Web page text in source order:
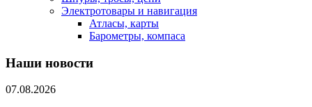
Электротовары и навигация
Атласы, карты
Барометры, компаса
Наши новости
07.08.2026